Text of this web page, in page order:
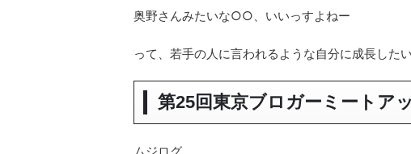
奥野さんみたいな○○、いいっすよねー
って、若手の人に言われるような自分に成長した
第25回東京ブロガーミートア
ムジログ